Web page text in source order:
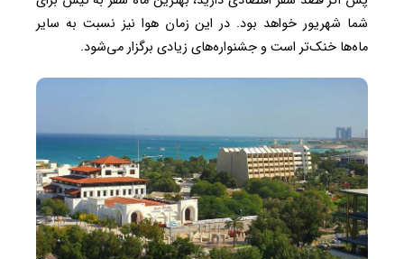
شما شهریور خواهد بود. در این زمان هوا نیز نسبت به سایر
ماه‌ها خنک‌تر است و جشنواره‌های زیادی برگزار می‌شود.